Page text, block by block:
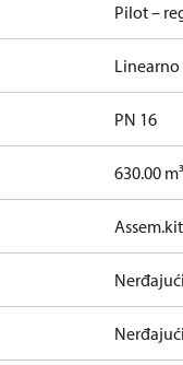
Pilot –
PN 16
630.00